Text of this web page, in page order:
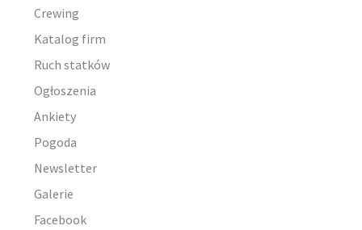
Crewing
Katalog firm
Ruch statków
Ogłoszenia
Ankiety
Pogoda
Newsletter
Galerie
Facebook